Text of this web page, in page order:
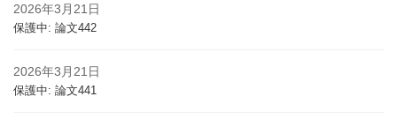
2026年3月21日
保護中: 論文442
2026年3月21日
保護中: 論文441